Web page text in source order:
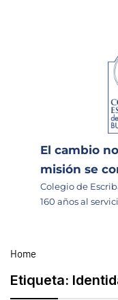
El cambio
misión se
Colegio de
160 años al
Home
Etiqueta: